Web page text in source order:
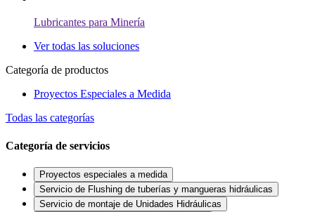
Lubricantes para Minería
Ver todas las soluciones
Categoría de productos
Proyectos Especiales a Medida
Todas las categorías
Categoría de servicios
Proyectos especiales a medida
Servicio de Flushing de tuberías y mangueras hidráulicas
Servicio de montaje de Unidades Hidráulicas